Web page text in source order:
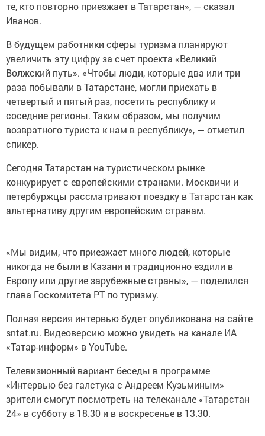
те, кто повторно приезжает в Татарстан», — сказал
Иванов.
В будущем работники сферы туризма планируют
увеличить эту цифру за счет проекта «Великий
Волжский путь». «Чтобы люди, которые два или три
раза побывали в Татарстане, могли приехать в
четвертый и пятый раз, посетить республику и
соседние регионы. Таким образом, мы получим
возвратного туриста к нам в республику», — отметил
спикер.
Сегодня Татарстан на туристическом рынке
конкурирует с европейскими странами. Москвичи и
петербуржцы рассматривают поездку в Татарстан как
альтернативу другим европейским странам.
«Мы видим, что приезжает много людей, которые
никогда не были в Казани и традиционно ездили в
Европу или другие зарубежные страны», — поделился
глава Госкомитета РТ по туризму.
Полная версия интервью будет опубликована на сайте
sntat.ru. Видеоверсию можно увидеть на канале ИА
«Татар-информ» в YouTube.
Телевизионный вариант беседы в программе
«Интервью без галстука с Андреем Кузьминым»
зрители смогут посмотреть на телеканале «Татарстан
24» в субботу в 18.30 и в воскресенье в 13.30.